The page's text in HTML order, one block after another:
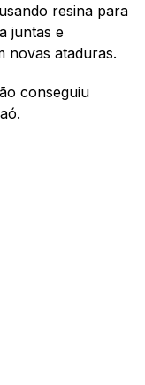
resina para
juntas e
novas ataduras.
conseguiu